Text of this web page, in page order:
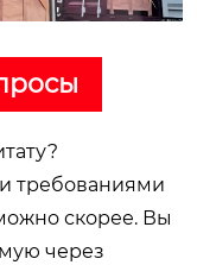
требованиями
скорее. Вы
через